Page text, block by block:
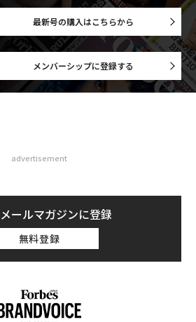
最新号の購入はこちらから
メンバーシップに登録する
advertisement
ールマガジンに登録
無料登録